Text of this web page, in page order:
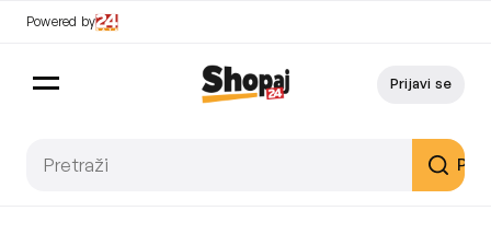
Powered by
Prijavi se